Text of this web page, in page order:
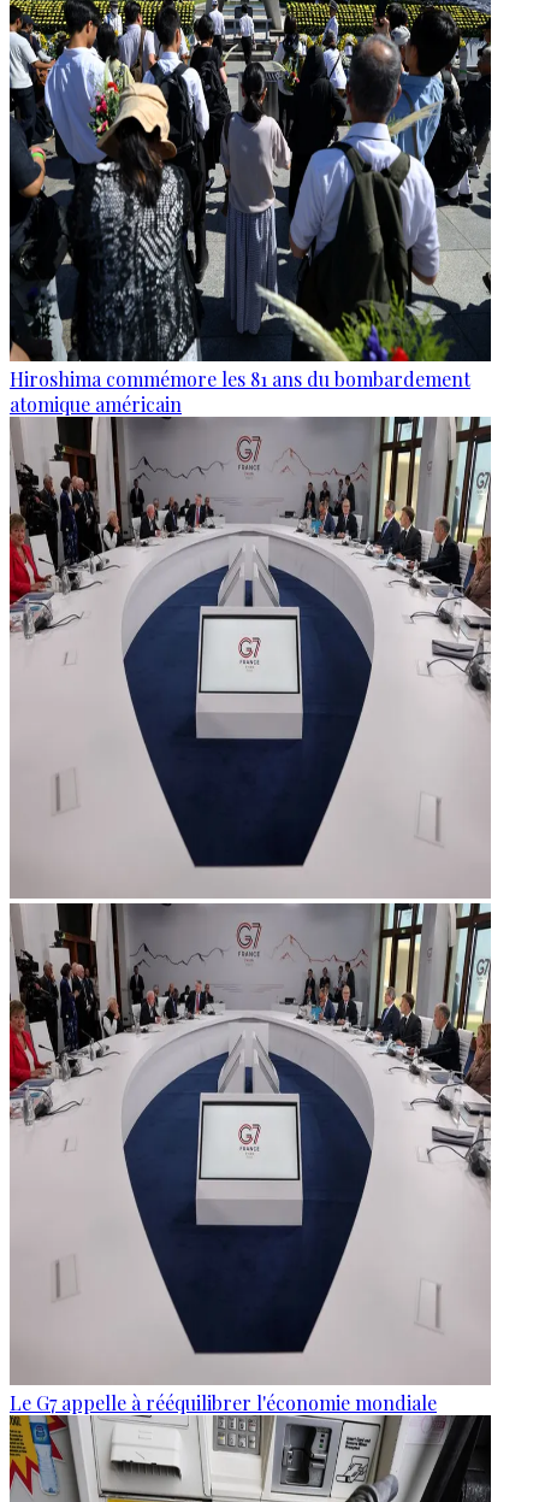
Hiroshima commémore les 81 ans du bombardement
atomique américain
Le G7 appelle à rééquilibrer l'économie mondiale